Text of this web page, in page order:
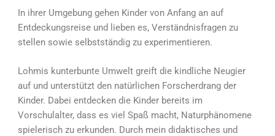
In ihrer Umgebung gehen Kinder von Anfang an auf
Entdeckungsreise und lieben es, Verständnisfragen zu
stellen sowie selbstständig zu experimentieren.
Lohmis kunterbunte Umwelt greift die kindliche Neugier
auf und unterstützt den natürlichen Forscherdrang der
Kinder. Dabei entdecken die Kinder bereits im
Vorschulalter, dass es viel Spaß macht, Naturphänomene
spielerisch zu erkunden. Durch mein didaktisches und